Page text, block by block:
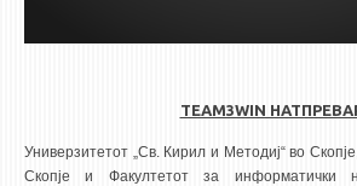
СООПШТЕНИЈА
TEAM3WIN
Универзитетот „Св. Кирил и Методиј“ во
Скопје и Факултетот за информатички